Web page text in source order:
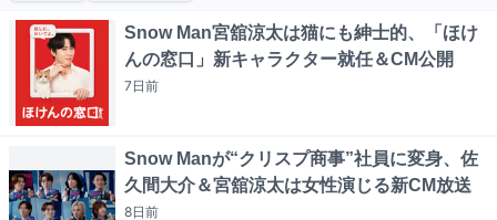
Snow Man宮舘涼太は猫にも紳士的、「ほけ
んの窓口」新キャラクター就任＆CM公開
7日前
Snow Manが“クリスプ商事”社員に変身、佐
久間大介＆宮舘涼太は女性演じる新CM放送
8日前